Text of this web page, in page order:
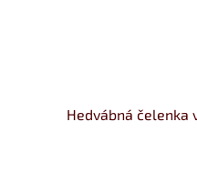
Hedvábná čelenka